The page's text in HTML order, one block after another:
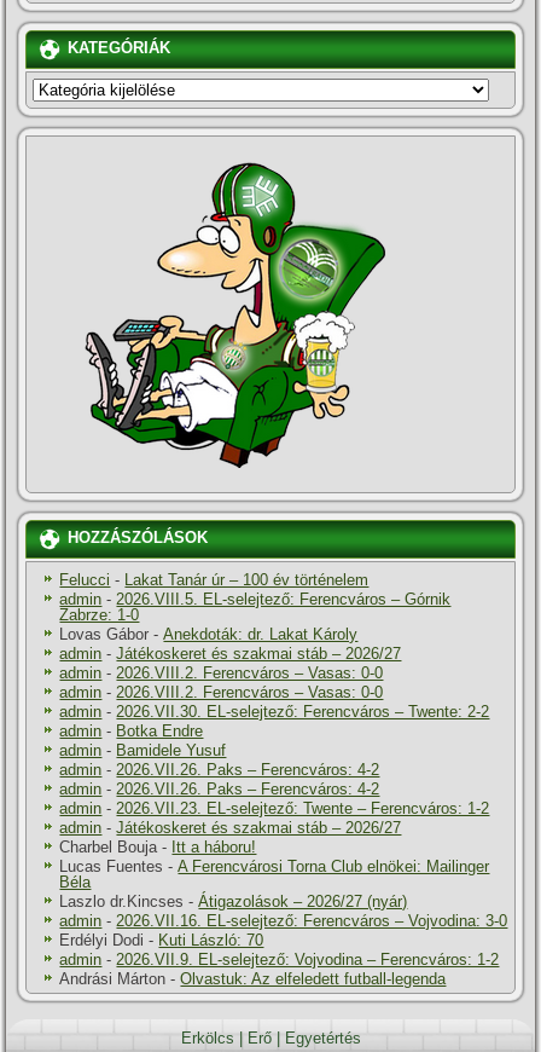
KATEGÓRIÁK
KATEGÓRIÁK
HOZZÁSZÓLÁSOK
Felucci - Lakat Tanár úr – 100 év történelem
admin -2026.VIII.5. EL-selejtező: Ferencváros – Górnik
Zabrze: 1-0
Lovas Gábor -Anekdoták: dr. Lakat Károly
admin -Játékoskeret és szakmai stáb – 2026/27
admin -2026.VIII.2. Ferencváros – Vasas: 0-0
admin -2026.VIII.2. Ferencváros – Vasas: 0-0
admin -2026.VII.30. EL-selejtező: Ferencváros – Twente: 2-2
admin - Botka Endre
admin - Bamidele Yusuf
admin -2026.VII.26. Paks – Ferencváros: 4-2
admin -2026.VII.26. Paks – Ferencváros: 4-2
admin -2026.VII.23. EL-selejtező: Twente – Ferencváros: 1-2
admin -Játékoskeret és szakmai stáb – 2026/27
Charbel Bouja- Itt a háboru!
Lucas Fuentes -A Ferencvárosi Torna Club elnökei: Mailinger
Béla
Laszlo dr.Kincses -Átigazolások – 2026/27 (nyár)
admin -2026.VII.16. EL-selejtező: Ferencváros – Vojvodina: 3-0
Erdélyi Dodi - Kuti László: 70
admin -2026.VII.9. EL-selejtező: Vojvodina – Ferencváros: 1-2
Andrási Márton -Olvastuk: Az elfeledett futball-legenda
Erkölcs | Erő| Egyetértés